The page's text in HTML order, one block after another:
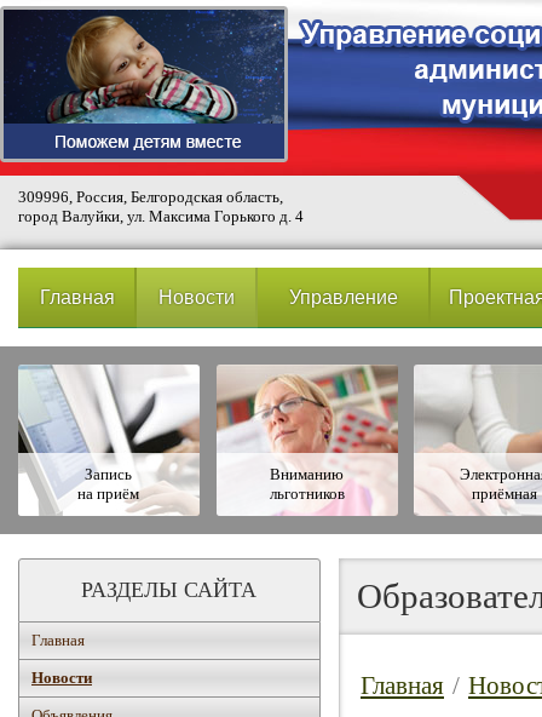
309996, Россия, Белгородская область,
город Валуйки, ул. Максима Горького д. 4
Главная Новости Управление
Запись
на приём
Вниманию
льготников
приёмная
РАЗДЕЛЫ САЙТА
Главная
Новости Главная /